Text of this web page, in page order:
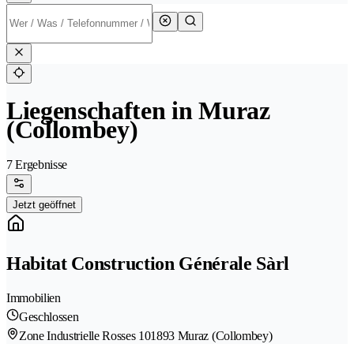
Liegenschaften in Muraz
(Collombey)
7 Ergebnisse
Jetzt geöffnet
Habitat Construction Générale Sàrl
Immobilien
Geschlossen
Zone Industrielle Rosses 101893 Muraz (Collombey)